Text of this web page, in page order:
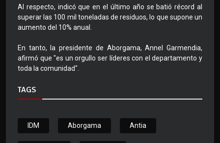
Al respecto, indicó que en el último año se batió récord al
superar las 100 mil toneladas de residuos, lo que supone un
aumento del 10% anual.
En tanto, la presidente de Aborgama, Annel Garmendia,
afirmó que "es un orgullo ser líderes con el departamento y
toda la comunidad".
TAGS
IDM Aborgama Antia